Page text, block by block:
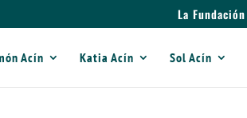
La Fundación
Acín Katia Acín Sol Acín